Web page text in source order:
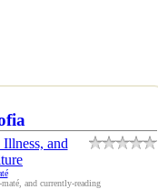
and
and currently-reading